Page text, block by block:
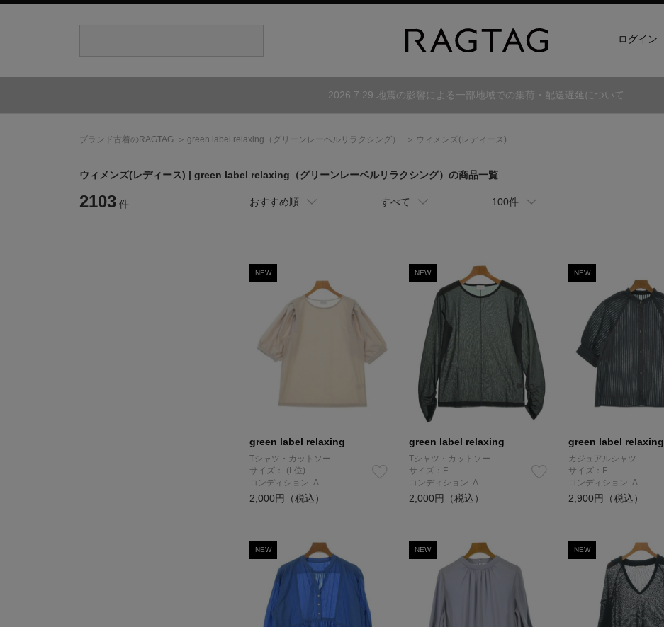
ログイン
2026.7.29 地震の影響による一部地域での集荷・配送遅延について
ブランド古着のRAGTAG green label relaxing （グリーンレーベルリラクシング） ウィメンズ(レディース)
ウィメンズ(レディース) | green label relaxing （グリーンレーベルリラクシング） の商品一覧
2103 件 おすすめ順 すべて 100件
NEW
green label relaxing
Tシャツ・カットソー
サイズ：-(L位)
コンディション: A
2,000円（税込）
NEW
green label relaxing
Tシャツ・カットソー
サイズ：F
コンディション: A
2,000円（税込）
NEW
green label relaxing
カジュアルシャツ
サイズ：F
コンディション: A
2,900円（税込）
NEW NEW NEW